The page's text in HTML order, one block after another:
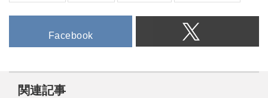
Facebook
関連記事